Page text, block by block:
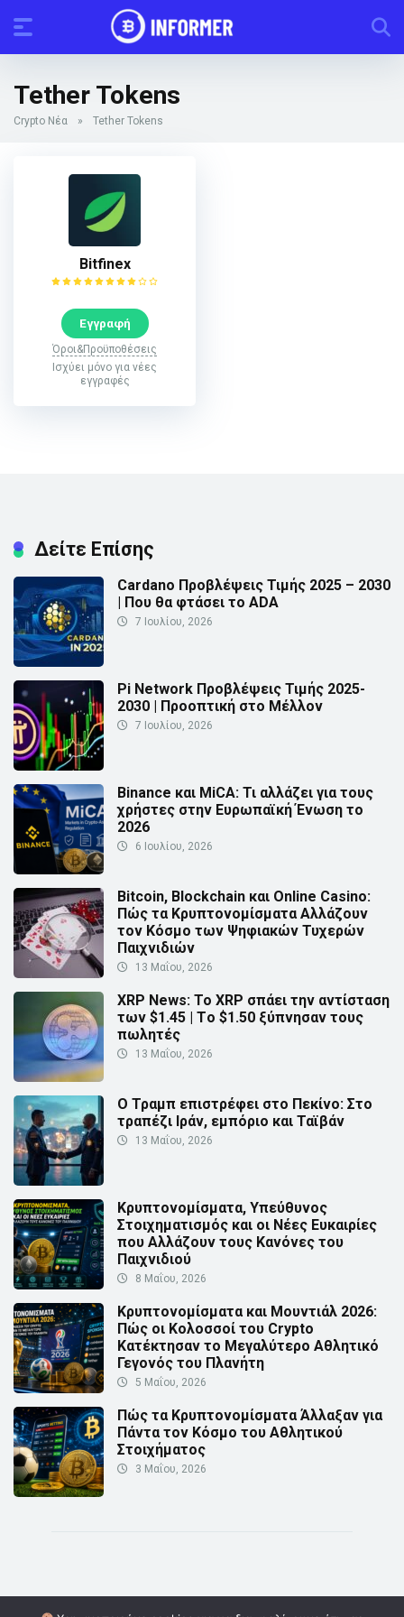
Tether Tokens
Crypto Νέα » Tether Tokens
Bitfinex
Εγγραφή
Όροι&Προϋποθέσεις
Ισχύει μόνο για νέες
εγγραφές
Δείτε Επίσης
Cardano Προβλέψεις Τιμής 2025 – 2030
| Που θα φτάσει το ADA
7 Ιουλίου, 2026
Pi Network Προβλέψεις Τιμής 2025-
2030 | Προοπτική στο Μέλλον
7 Ιουλίου, 2026
Binance και MiCA: Τι αλλάζει για τους
χρήστες στην Ευρωπαϊκή Ένωση το
2026
6 Ιουλίου, 2026
Bitcoin, Blockchain και Online Casino:
Πώς τα Κρυπτονομίσματα Αλλάζουν
τον Κόσμο των Ψηφιακών Τυχερών
Παιχνιδιών
13 Μαΐου, 2026
XRP News: Το XRP σπάει την αντίσταση
των $1.45 | Τo $1.50 ξύπνησαν τους
πωλητές
13 Μαΐου, 2026
Ο Τραμπ επιστρέφει στο Πεκίνο: Στο
τραπέζι Ιράν, εμπόριο και Ταϊβάν
13 Μαΐου, 2026
Κρυπτονομίσματα, Υπεύθυνος
Στοιχηματισμός και οι Νέες Ευκαιρίες
που Αλλάζουν τους Κανόνες του
Παιχνιδιού
8 Μαΐου, 2026
Κρυπτονομίσματα και Μουντιάλ 2026:
Πώς οι Κολοσσοί του Crypto
Κατέκτησαν το Μεγαλύτερο Αθλητικό
Γεγονός του Πλανήτη
5 Μαΐου, 2026
Πώς τα Κρυπτονομίσματα Άλλαξαν για
Πάντα τον Κόσμο του Αθλητικού
Στοιχήματος
3 Μαΐου, 2026